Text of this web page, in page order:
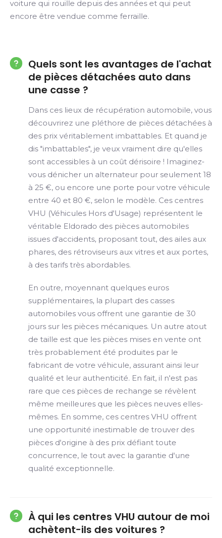
voiture qui rouille depuis des années et qui peut
encore être vendue comme ferraille.
Quels sont les avantages de l'achat
de pièces détachées auto dans
une casse ?
Dans ces lieux de récupération automobile, vous
découvrirez une pléthore de pièces détachées à
des prix véritablement imbattables. Et quand je
dis "imbattables", je veux vraiment dire qu'elles
sont accessibles à un coût dérisoire ! Imaginez-
vous dénicher un alternateur pour seulement 18
à 25 €, ou encore une porte pour votre véhicule
entre 40 et 80 €, selon le modèle. Ces centres
VHU (Véhicules Hors d'Usage) représentent le
véritable Eldorado des pièces automobiles
issues d'accidents, proposant tout, des ailes aux
phares, des rétroviseurs aux vitres et aux portes,
à des tarifs très abordables.
En outre, moyennant quelques euros
supplémentaires, la plupart des casses
automobiles vous offrent une garantie de 30
jours sur les pièces mécaniques. Un autre atout
de taille est que les pièces mises en vente ont
très probablement été produites par le
fabricant de votre véhicule, assurant ainsi leur
qualité et leur authenticité. En fait, il n'est pas
rare que ces pièces de rechange se révèlent
même meilleures que les pièces neuves elles-
mêmes. En somme, ces centres VHU offrent
une opportunité inestimable de trouver des
pièces d'origine à des prix défiant toute
concurrence, le tout avec la garantie d'une
qualité exceptionnelle.
À qui les centres VHU autour de moi
achètent-ils des voitures ?